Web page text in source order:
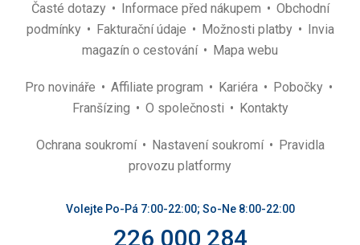
Časté dotazy Informace před nákupem
Obchodní
podmínky
Fakturační údaje Možnosti platby
Invia
magazín o cestování
Mapa webu
Pro novináře Affiliate program Kariéra
Pobočky
Franšízing
O společnosti Kontakty
Ochrana soukromí Nastavení soukromí
Pravidla
provozu platformy
Volejte Po-Pá 7:00-22:00; So-Ne 8:00-22:00
226 000 284